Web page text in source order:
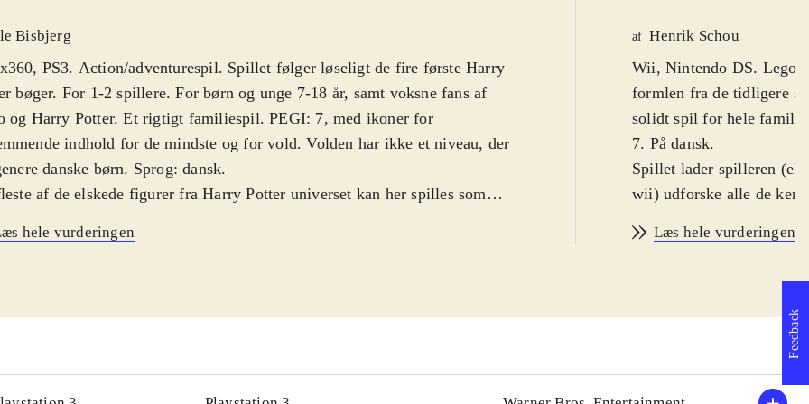
Bisbjerg
PS3. Action/adventurespil. Spillet følger løseligt de fire første Harry
1-2 spillere. For børn og unge 7-18 år, samt voksne fans af
og Harry Potter. Et rigtigt familiespil. PEGI: 7, med ikoner for
indhold for de mindste og for vold. Volden har ikke et niveau, der
danske børn. Sprog: dansk.
af de elskede figurer fra Harry Potter universet kan her spilles som
meget omfattende og detaljeret. Du skal primært løse gåder, kaste
man kan vælge hvad man har lyst til og hvornår man vil gøre det. Gå til
egne baner, men de kan desværre ikke lægges online. Grafikken er flot
og lever helt op til kvaliteten i resten af spillet. Musik/lydeffekter
hele vurderingen
af Henrik Schou
Wii, Nintendo DS. Lego
formlen fra de tidligere
solidt spil for hele
7. På dansk.
Spillet lader spilleren
wii) udforske alle de
begivenhederne i de
Der er naturligvis
blevet plads til en lang
færdigheder, som skal
kan nogle figurer kaste
Læs hele vurderingen
Feedback